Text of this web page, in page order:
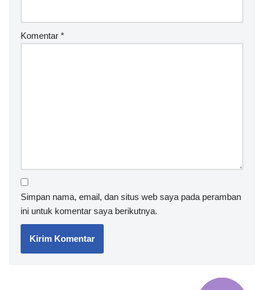
Komentar *
Simpan nama, email, dan situs web saya pada peramban
ini untuk komentar saya berikutnya.